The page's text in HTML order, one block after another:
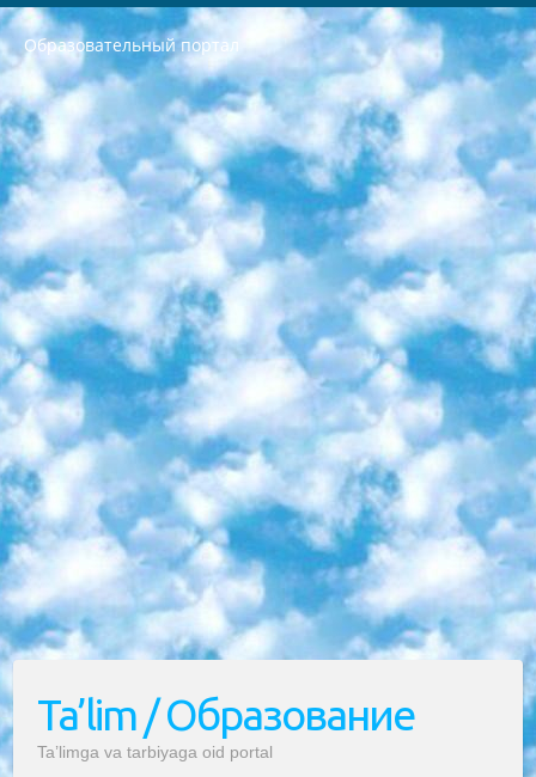
Образовательный портал
РЕСПУБЛИКА УЗБЕКИСТАН МИНИСТРЕРСТВО ДОШКОЛЬНОГО И ШКОЛЬНОГО ОБРАЗОВАНИЯ КОМАНДА в общеобразовательных учреждениях в 2023-2024 учебном году организация и проведение итоговой государственной аттестации обучающихся о Министра дошкольного и школьного образования Республики Узбекистан от 4 марта 2008 года (постановлением Минюста от 20 марта 2008 года № 1778 государственной регистрации) «Итоговое состояние учащихся общего среднего образования на основании положения об утверждении положения об аттестации общего среднего образования выпускной экзамен студентов в образовательных учреждениях в 2023-2024 учебном году В целях организации и прохождения аттестации приказываю: 1. Следующее: перечень предметов, по которым будет проводиться итоговая государственная аттестация и экзамен формы перевода согласно приложению 1; сертификаты международного образца, оценивающие уровень владения иностранными языками перечень согласно приложению 2; 2. Педагогический при специализированных образовательных учреждениях. научно-практический центр квалификации и международной оценки (Д.Давидова) 2024 г. До 25 марта: задания по предметам, по которым будет проводиться итоговая аттестация разработка и утверждение технических условий; итоговая аттестация на основании разработанного предметного задания разработка вопросов по предметам (устно и письменно), экзамен передача; общеобразовательные средние школы и специальные учебные заведения учащиеся выпускных классов школ и интернатов в агентской системе подготовка базы данных экзаменационных материалов и критериев оценки; перевод базы экзаменационных материалов на все языки обучения подать в Республиканский образовательный центр для изготовления; варианты экзаменов на основе разработанных контрольных материалов пусть будут поставлены задачи формирования. 3. Республиканский образовательный центр (Ш.Худайкулов) до 5 апреля 2024 года. до: база данных предоставленных экзаменационных материалов на все языки обучения перевод и экспертиза; для слепых, слабовидящих, глухих, слабослышащих и умственно отсталых детей учащиеся выпускных классов специализированных школ и школ-интернатов база данных экзаменационных материалов на всех преподаваемых языках подготовка критериев оценки; специализированные школы для умственно отсталых детей и технологии для учащихся выпускных классов школ-интернатов разработка соответствующих рекомендаций и критериев проведения ЕГЭ по естествознанию давать задания. 4. Педагогический при специализированных образовательных учреждениях. Научно-практический центр навыков и международной оценки (Д.Давидова), Республика образовательный центр (Худайкулов Ш.) итоговый государственный аттестационный экзамен ориентирован на творческое и логическое мышление при подготовке базы материалов учитывать введение заданий. 5. Следует отметить, что: сертификат государственного образца о знании общеобразовательного предмета и как минимум национальный уровень B1 по предметам на иностранных языках, указанным в Приложении 2. или международно признанный сертификат эквивалентного уровня студенты, изучающие определенный предмет, освобождаются от экзамена; по соответствующим предметам запланирована итоговая государственная аттестация за день до дня, путем жеребьевки Рабочей группой (в письменной форме по предметам, проводимым в форме) из числа сформированных вариантов выбрано 2 варианта; 2 выбранных варианта экзамена анонсированы на официальном сайте министерства и все выпускники по всей стране на основе этих вариантов проводит итоговую государственную аттестацию. 6. Государственное образование учащихся средних общеобразовательных учреждений. знания в соответствии с квалификационными требованиями, которые необходимо приобрести на основании стандартов итоговый (выпускной) контроль для 9 и 11 классов в целях тестирования Экзамены (далее – экзамены) состоят из предметов, перечисленных в приложении 1. будет сделано. 7. Экзамены пройдут с 26 мая по 15 июня 2024 г. (кроме науки физического воспитания). 8. Физическая для учащихся 9 классов общесредних образовательных учреждений. Экзамены по предмету «Образование, квалификация медицина» 1-6 мая 2024 года. сотрудники перевести под присмотр (с отклонениями в физическом или умственном развитии) специализированная школа для детей, школы-интернаты и со сколиозом школы-интернаты санаторного типа для больных детей исключены). 9. Он был слепым, слабовидящим и имел нарушения опорно-двигательного аппарата. экзамены в специализированных школах и интернатах для детей должны проводиться исходя из требований, предъявляемых к общеобразовательным учреждениям (физкультура кроме науки). 10. Специализированная школа для глухих и слабослышащих детей. и экзамены в интернатах и быть реализован в виде письменного теста по математике. 11. Специальность для умственно отсталых детей. Для 9 класса Родной язык и литературное письмо Государственный язык (язык обучения – узбекский). для неклассов) написано Математическое письмо Письменная/устная история Узбекистана Физическое воспитание практично Итоговый контроль Для 11 класса Написание родного языка и литературы (эссе) Математическое письмо Узбекский язык (обучение на узбекском языке) не посещающее общее среднее образование для учреждений)/Образовательное учреждение выбор письменный и устный Иностранный язык письменный/устный Письменная/устная история Узбекистана *По выбору студента:  Химия  Физика  Основы государственного права  География 10 бесплатных образовательных ресурсов - Мы составили подборку онлайн-проектов с интерактивными упражнениями, видеолекциями и статьями. Они помогут вам обрести новые и освежить старые знания бесплатно. 1. «ИНТУИТ» Старейшая образовательная площадка Рунета. Здесь вы найдёте сотни текстовых и видеокурсов на десятки различных тем — от программирования до психологии. Многие курсы подготовлены российскими университетами и крупными международными компаниями вроде Intel и Microsoft. Самостоятельное обучение бесплатное, но желающие могут оплатить услуги персональных наставников. 2. «Смартия» знакомит с актуальными профессиями и подсказывает, как им обучаться. Выбрав заинтересовавшую вас специальность — SMM-специалист, фотограф, веб-дизайнер или другую, — увидите список необходимых для неё умений. Чтобы вы могли освоить их самостоятельно, для каждого умения площадка отображает подборку ссылок на учебные материалы. Хотя «Смартия» ориентируется на русскоязычную аудиторию, часть контента всё же доступна только на английском. 3. «Лекторий Физтеха» Проект Московского физико-технического института (Физтеха). С его помощью вы можете смотреть онлайн серии лекций, записанные на видео в этом вузе. В числе доступных предметов — физика, биология, химия, информационные технологии и другие. К некоторым лекциям администрация ресурса прилагает готовые конспекты, которые можно скачивать в PDF-формате. 4. ITMOcourses Онлайн-площадка Санкт-Петербургского национального исследовательского университета информационных технологий, механики и оптики (ИТМО). Ресурс предоставляет свободный доступ к курсам, разработанным в этом вузе. Каталог материалов разбит на четыре категории: «Оптические системы и технологии», «Приборостроение и робототехника», «Информационные технологии» и «Биотехнологии». Курсы состоят из видеолекций, интерактивных демонстраций и заданий. 5. «КиберЛенинка» Электронная научная библиотека открытого доступа. Каталог площадки регулярно обрастает текстами статей из различных научных изданий. Сгруппированные по журналам и рубрикам публикации можно читать онлайн или скачивать целиком в PDF-формате. Проект нацелен на популяризацию науки за счёт открытого доступа к качественной информации. 6. «ПостНаука» На этом ресурсе публикуют подборки видеолекций, составленные экспертами из разных отраслей и объединённые общими темами. Среди них, к примеру, есть серии «Биоинформатика и геномика», «Культура средневековой Скандинавии» и Cinema Studies о теории кино. Каждая подборка лекций — логически связанная история, рассказанная экспертом от первого лица. Кроме того, на сайте появляются научно-образовательные статьи и тесты на разные темы. 7. «Newочём» Команда проекта «Newочём» отбирает самые интересные тексты из англоязычных СМИ и переводит те из них, за которые голосуют участники сообщества «ВКонтакте». По большей части это научно-популярные статьи. Редакторы придумывают лишь заголовки, в остальном содержание переводов соответствует оригиналам. Полные тексты можно читать прямо в социальной сети. 8. InternetUrok Онлайн-база материалов по основным дисциплинам школьной программы. Информация на сайте структурирована по классам, предметам и темам (урокам). Каждый урок состоит из видеолекций и конспектов. Есть также интерактивные тренажёры и тесты для закрепления пройденного материала. Даже если вы давно окончили школу, возможность повторить программу старших классов всегда может пригодиться. 9. Edutainme Ещё один ресурс об образовании. В отличие от Newtonew, как мне кажется, Edutainme больше ориентируется на представителей индустрии: педагогов, предпринимателей, разработчиков образовательных проектов. Но и любой, кто просто стремится к саморазвитию, найдёт на сайте много полезного и интересного для себя. Например, информацию о новых курсах и образовательных сервисах. 10. Newtonew Онлайн-медиа об образовании и обучении в широком смысле. Авторы Newtonew пишут об инструментах, заведениях, тактиках и стратегиях, которые помогают учить других и получать новые знания самостоятельно. На этой площадке вы найдёте новости, обзоры, аналитические мат
Ta’lim / Образование
Ta’limga va tarbiyaga oid portal